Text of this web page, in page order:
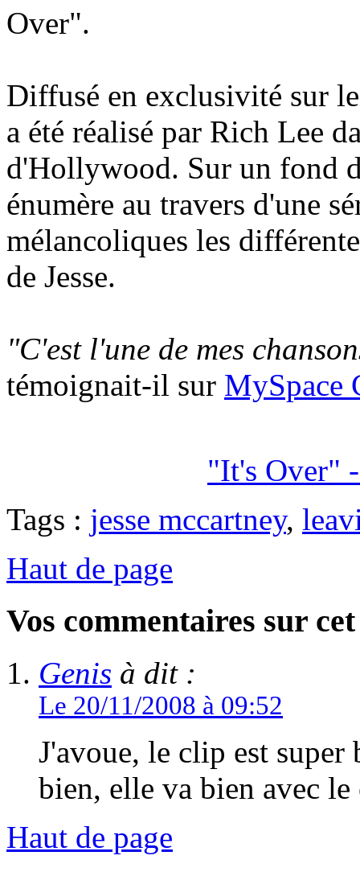
Over".
Diffusé en exclusivité sur
a été réalisé par Rich Lee
d'Hollywood. Sur un fond
énumère au travers d'une
mélancoliques les
de Jesse.
"C'est l'une de mes
témoignait-il sur MySpace
"It's Over"
Tags : jesse mccartney,
Haut de page
Vos commentaires sur
Genis à dit :
Le 20/11/2008 à 09:52
J'avoue, le clip est
bien, elle va bien avec
Haut de page